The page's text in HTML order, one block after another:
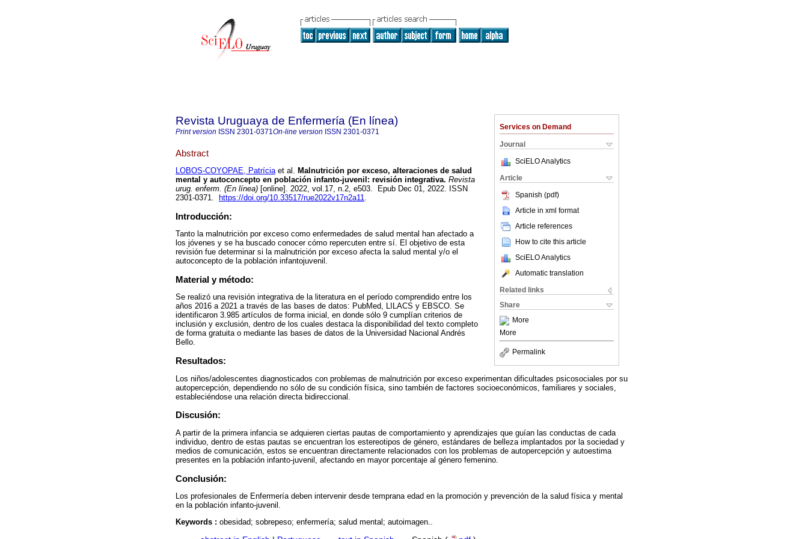
Services on Demand
Journal
SciELO Analytics
Article
Spanish (pdf)
Article in xml format
Article references
How to cite this article
SciELO Analytics
Automatic translation
Related links
Share
More
More
Permalink
Revista Uruguaya de Enfermería (En línea)
Print version ISSN 2301-0371On-line version ISSN 2301-0371
Abstract
LOBOS-COYOPAE, Patríciaet al. Malnutrición por exceso, alteraciones de salud
mental y autoconcepto en población infanto-juvenil: revisión integrativa. Revista
urug. enferm. (En línea) [online]. 2022, vol.17, n.2, e503. Epub Dec 01, 2022. ISSN
2301-0371.
https://doi.org/10.33517/rue2022v17n2a11.
Introducción:
Tanto la malnutrición por exceso como enfermedades de salud mental han afectado a
los jóvenes y se ha buscado conocer cómo repercuten entre sí. El objetivo de esta
revisión fue determinar si la malnutrición por exceso afecta la salud mental y/o el
autoconcepto de la población infantojuvenil.
Material y método:
Se realizó una revisión integrativa de la literatura en el período comprendido entre los
años 2016 a 2021 a través de las bases de datos: PubMed, LILACS y EBSCO. Se
identificaron 3.985 artículos de forma inicial, en donde sólo 9 cumplían criterios de
inclusión y exclusión, dentro de los cuales destaca la disponibilidad del texto completo
de forma gratuita o mediante las bases de datos de la Universidad Nacional Andrés
Bello.
Resultados:
Los niños/adolescentes diagnosticados con problemas de malnutrición por exceso experimentan dificultades psicosociales por su
autopercepción, dependiendo no sólo de su condición física, sino también de factores socioeconómicos, familiares y sociales,
estableciéndose una relación directa bidireccional.
Discusión:
A partir de la primera infancia se adquieren ciertas pautas de comportamiento y aprendizajes que guían las conductas de cada
individuo, dentro de estas pautas se encuentran los estereotipos de género, estándares de belleza implantados por la sociedad y
medios de comunicación, estos se encuentran directamente relacionados con los problemas de autopercepción y autoestima
presentes en la población infanto-juvenil, afectando en mayor porcentaje al género femenino.
Conclusión:
Los profesionales de Enfermería deben intervenir desde temprana edad en la promoción y prevención de la salud física y mental
en la población infanto-juvenil.
Keywords : obesidad; sobrepeso; enfermería; salud mental; autoimagen..